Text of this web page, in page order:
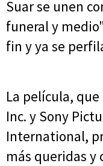
Suar se unen
funeral y
fin y ya se
La película,
Inc. y Sony
International,
más queridas y